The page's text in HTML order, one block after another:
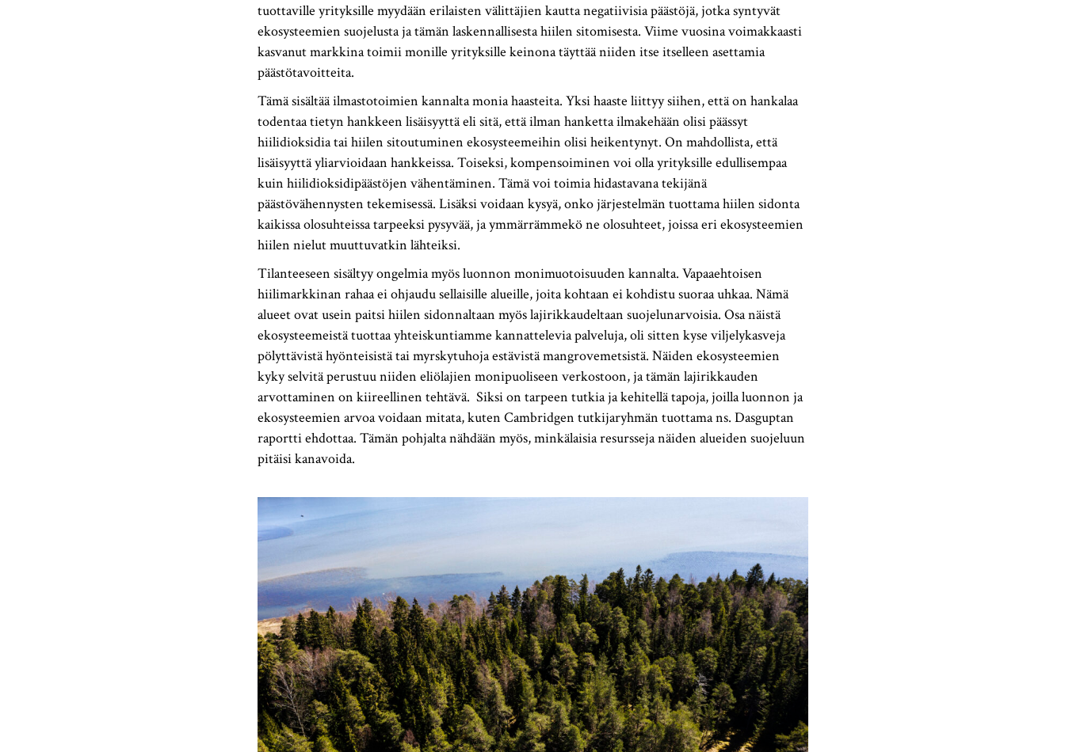
tuottaville yrityksille myydään erilaisten välittäjien kautta negatiivisia päästöjä, jotka syntyvät
ekosysteemien suojelusta ja tämän laskennallisesta hiilen sitomisesta. Viime vuosina voimakkaasti
kasvanut markkina toimii monille yrityksille keinona täyttää niiden itse itselleen asettamia
päästötavoitteita.
Tämä sisältää ilmastotoimien kannalta monia haasteita. Yksi haaste liittyy siihen, että on hankalaa
todentaa tietyn hankkeen lisäisyyttä eli sitä, että ilman hanketta ilmakehään olisi päässyt
hiilidioksidia tai hiilen sitoutuminen ekosysteemeihin olisi heikentynyt. On mahdollista, että
lisäisyyttä yliarvioidaan hankkeissa. Toiseksi, kompensoiminen voi olla yrityksille edullisempaa
kuin hiilidioksidipäästöjen vähentäminen. Tämä voi toimia hidastavana tekijänä
päästövähennysten tekemisessä. Lisäksi voidaan kysyä, onko järjestelmän tuottama hiilen sidonta
kaikissa olosuhteissa tarpeeksi pysyvää, ja ymmärrämmekö ne olosuhteet, joissa eri ekosysteemien
hiilen nielut muuttuvatkin lähteiksi.
Tilanteeseen sisältyy ongelmia myös luonnon monimuotoisuuden kannalta. Vapaaehtoisen
hiilimarkkinan rahaa ei ohjaudu sellaisille alueille, joita kohtaan ei kohdistu suoraa uhkaa. Nämä
alueet ovat usein paitsi hiilen sidonnaltaan myös lajirikkaudeltaan suojelunarvoisia. Osa näistä
ekosysteemeistä tuottaa yhteiskuntiamme kannattelevia palveluja, oli sitten kyse viljelykasveja
pölyttävistä hyönteisistä tai myrskytuhoja estävistä mangrovemetsistä. Näiden ekosysteemien
kyky selvitä perustuu niiden eliölajien monipuoliseen verkostoon, ja tämän lajirikkauden
arvottaminen on kiireellinen tehtävä. Siksi on tarpeen tutkia ja kehitellä tapoja, joilla luonnon ja
ekosysteemien arvoa voidaan mitata, kuten Cambridgen tutkijaryhmän tuottama ns. Dasguptan
raportti ehdottaa. Tämän pohjalta nähdään myös, minkälaisia resursseja näiden alueiden suojeluun
pitäisi kanavoida.